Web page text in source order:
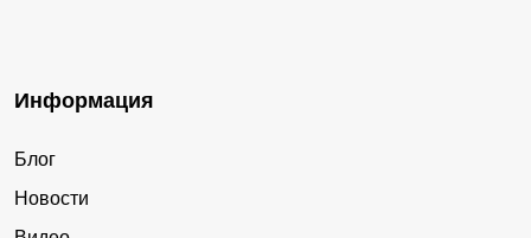
Информация
Блог
Новости